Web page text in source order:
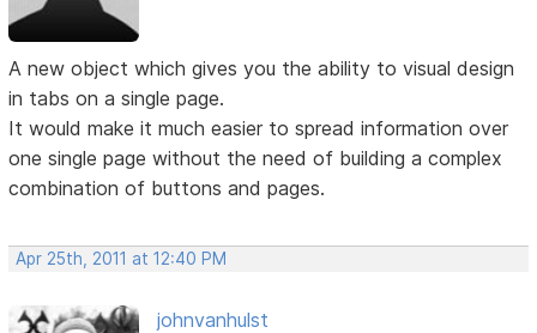
A new object which gives you the ability to visual design
in tabs on a single page.
It would make it much easier to spread information over
one single page without the need of building a complex
combination of buttons and pages.
Apr 25th, 2011 at 12:40 PM
johnvanhulst